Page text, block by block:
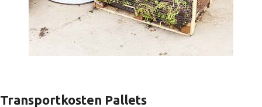
Transportkosten Pallets